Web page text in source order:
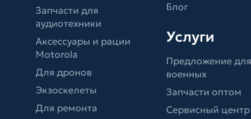
Запчасти для
аудиотехники
Аксессуары и рации
Motorola
Для дронов
Экзоскелеты
Для ремонта
Блог
Услуги
Предложение для
военных
Запчасти оптом
Сервисный центр